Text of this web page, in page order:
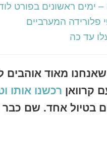
– ימים ראשונים בפורט
פלורידה המערביים
עד כה
מאוד אוהבים
קרוואן רכשנו אותו
היו 2 טיולים בטיול